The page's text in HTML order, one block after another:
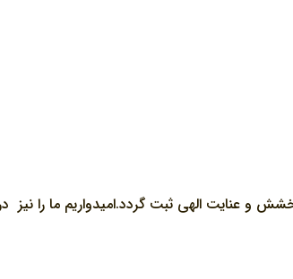
و عنایت الهی ثبت گردد.امیدواریم ما را نیز